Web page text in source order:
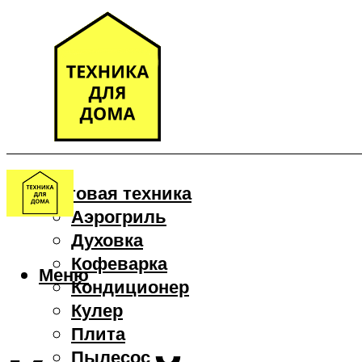
Бытовая техника
Аэрогриль
Духовка
Кофеварка
Кондиционер
Кулер
Плита
Пылесос
Меню